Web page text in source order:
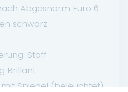
Abgasnorm Euro 6
schwarz
Stoff
Brillant
Spiegel (beleuchtet)